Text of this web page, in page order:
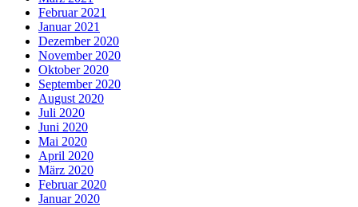
Februar 2021
Januar 2021
Dezember 2020
November 2020
Oktober 2020
September 2020
August 2020
Juli 2020
Juni 2020
Mai 2020
April 2020
März 2020
Februar 2020
Januar 2020